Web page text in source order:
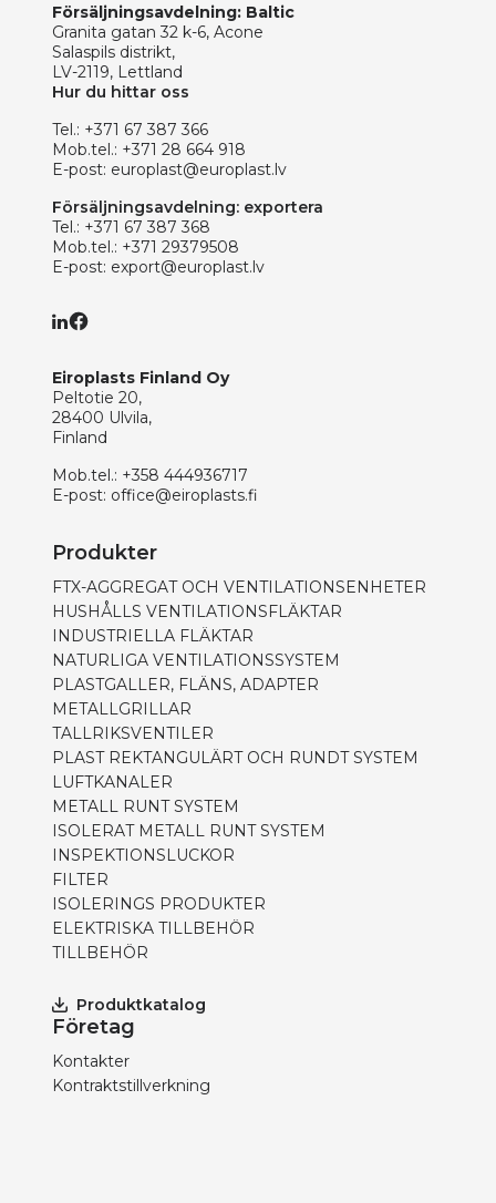
Försäljningsavdelning: Baltic
Granita gatan 32 k-6, Acone
Salaspils distrikt,
LV-2119, Lettland
Hur du hittar oss
Tel.: +371 67 387 366
Mob.tel.: +371 28 664 918
E-post: europlast@europlast.lv
Försäljningsavdelning: exportera
Tel.: +371 67 387 368
Mob.tel.: +371 29379508
E-post: export@europlast.lv
Eiroplasts Finland Oy
Peltotie 20,
28400 Ulvila,
Finland
Mob.tel.: +358 444936717
E-post: office@eiroplasts.fi
Produkter
FTX-AGGREGAT OCH VENTILATIONSENHETER
HUSHÅLLS VENTILATIONSFLÄKTAR
INDUSTRIELLA FLÄKTAR
NATURLIGA VENTILATIONSSYSTEM
PLASTGALLER, FLÄNS, ADAPTER
METALLGRILLAR
TALLRIKSVENTILER
PLAST REKTANGULÄRT OCH RUNDT SYSTEM
LUFTKANALER
METALL RUNT SYSTEM
ISOLERAT METALL RUNT SYSTEM
INSPEKTIONSLUCKOR
FILTER
ISOLERINGS PRODUKTER
ELEKTRISKA TILLBEHÖR
TILLBEHÖR
Produktkatalog
Företag
Kontakter
Kontraktstillverkning